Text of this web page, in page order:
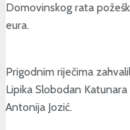
Domovinskog rata
eura.
Prigodnim riječima
Lipika Slobodan
Antonija Jozić.